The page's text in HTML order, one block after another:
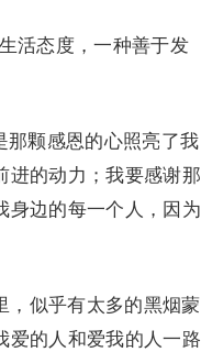
活态度，一种善于发
颗感恩的心照亮了我
进的动力；我要感谢那
身边的每一个人，因为
似乎有太多的黑烟蒙
爱的人和爱我的人一路